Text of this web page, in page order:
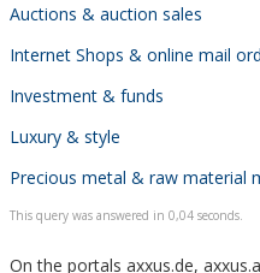
Auctions & auction sales
Internet Shops & online mail
Investment & funds
Luxury & style
Precious metal & raw material
This query was answered in 0,04 seconds.
On the portals axxus.de,